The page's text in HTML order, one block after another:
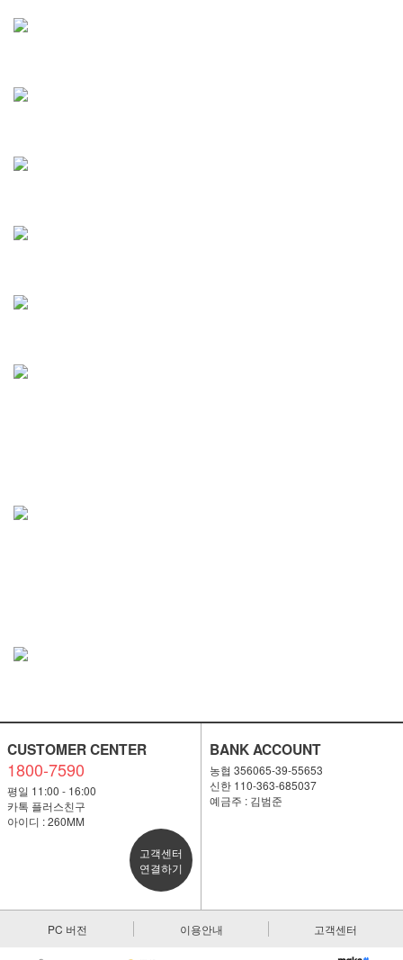
CUSTOMER CENTER
1800-7590
평일 11:00 - 16:00
카톡 플러스친구
아이디 : 260MM
고객센터
연결하기
BANK ACCOUNT
농협 356065-39-55653
신한 110-363-685037
예금주 : 김범준
PC 버전 이용안내 고객센터